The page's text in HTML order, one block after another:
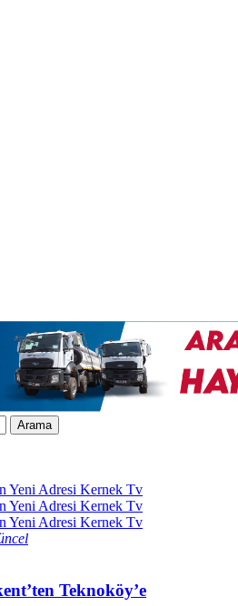
Yeni Adresi Kernek Tv
Yeni Adresi Kernek Tv
Yeni Adresi Kernek Tv
Teknoköy’e